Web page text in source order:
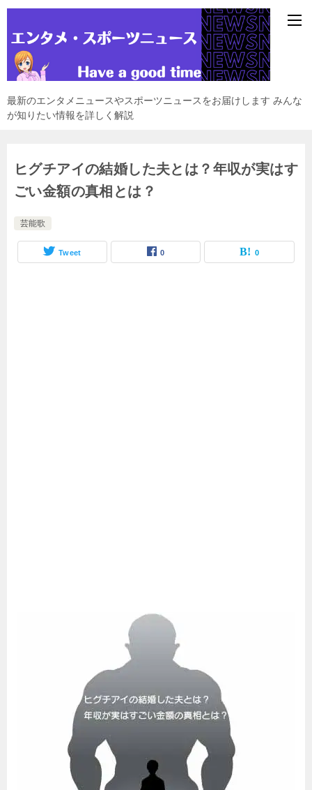
最新のエンタメニュースやスポーツニュースをお届けします みんな
が知りたい情報を詳しく解説
ヒグチアイの結婚した夫とは？年収が実はす
ごい金額の真相とは？
芸能歌
Tweet 0 0